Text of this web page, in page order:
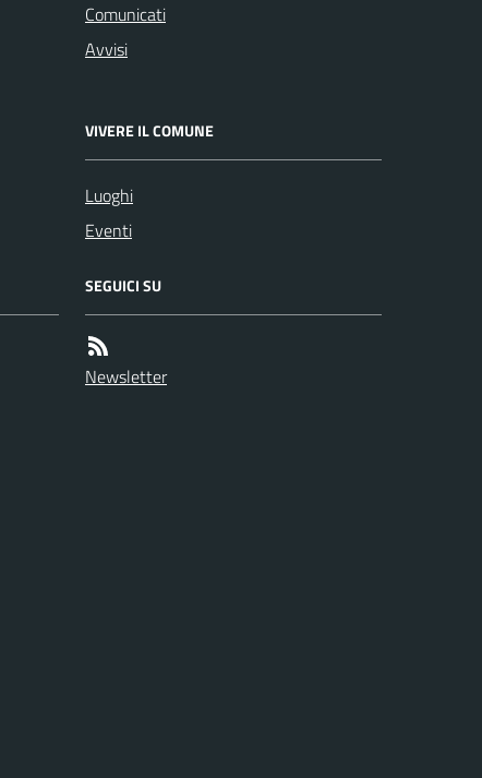
Comunicati
Avvisi
VIVERE IL COMUNE
Luoghi
Eventi
SEGUICI SU
Newsletter